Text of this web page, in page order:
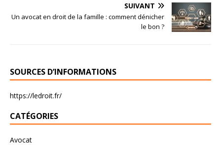
SUIVANT
Un avocat en droit de la famille : comment dénicher
le bon ?
SOURCES D’INFORMATIONS
https://ledroit.fr/
CATÉGORIES
Avocat